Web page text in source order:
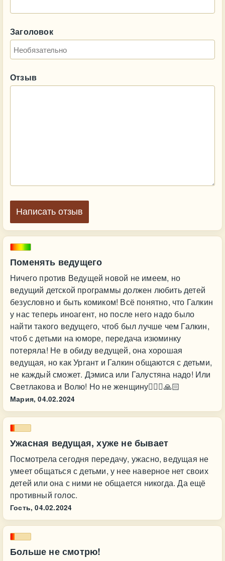
Поменять ведущего
Ничего против Ведущей новой не имеем, но
ведущий детской программы должен любить детей
безусловно и быть комиком! Всё понятно, что Галкин
у нас теперь иноагент, но после него надо было
найти такого ведущего, чтоб был лучше чем Галкин,
чтоб с детьми на юморе, передача изюминку
потеряла! Не в обиду ведущей, она хорошая
ведущая, но как Ургант и Галкин общаются с детьми,
не каждый сможет. Дэмиса или Галустяна надо! Или
Светлакова и Волю! Но не женщину🤦🏻‍♀️🙏🏻
Мария, 04.02.2024
Ужасная ведущая, хуже не бывает
Посмотрела сегодня передачу, ужасно, ведущая не
умеет общаться с детьми, у нее наверное нет своих
детей или она с ними не общается никогда. Да ещё
противный голос.
Гость, 04.02.2024
Больше не смотрю!
Заголовок
Отзыв
Написать отзыв